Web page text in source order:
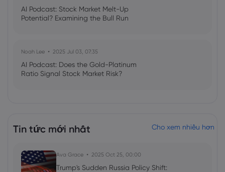
AI Podcast: Stock Market Melt-Up
Potential? Examining the Bull Run
Noah Lee 2025 Jul 03, 07:35
AI Podcast: Does the Gold-Platinum
Ratio Signal Stock Market Risk?
Tin tức mới nhất Cho xem nhiều hơn
Ava Grace 2025 Oct 25, 00:00
Trump's Sudden Russia Policy Shift: